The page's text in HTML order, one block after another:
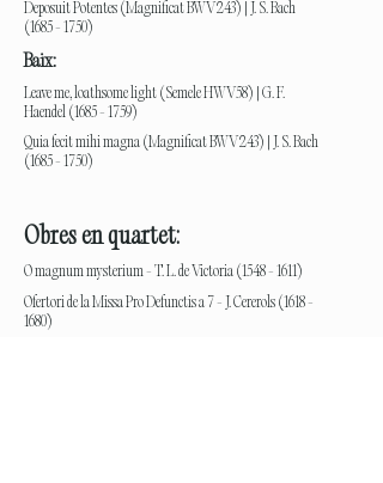
Deposuit Potentes (Magnificat BWV243) | J. S. Bach
(1685 - 1750)
Baix:
Leave me, loathsome light (Semele HWV58) | G. F.
Haendel (1685 - 1759)
Quia fecit mihi magna (Magnificat BWV243) | J. S. Bach
(1685 - 1750)
Obres en quartet:
O magnum mysterium - T. L. de Victoria (1548 - 1611)
Ofertori de la Missa Pro Defunctis a 7 - J. Cererols (1618 -
1680)